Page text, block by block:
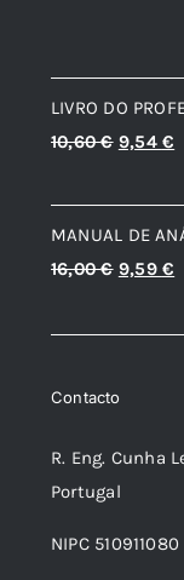
LIVRO DO
10,60€ O
original
era:
10,60 €.
9,54 €
MANUAL DE
16,00€ O
original
16,00 €.
9,59 €
Contacto
R. Eng. Cunha
Portugal
NIPC 510911080